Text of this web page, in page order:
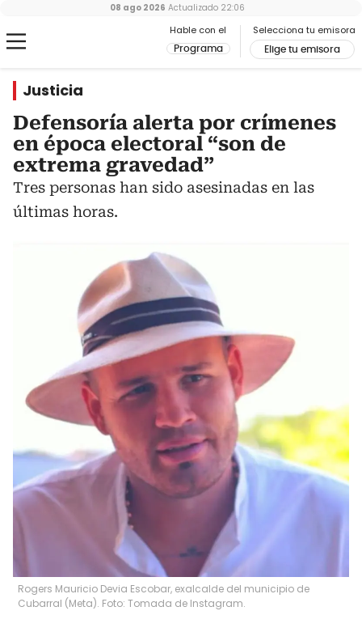
Hable con el
Programa
Selecciona tu emisora
Elige tu emisora
08 ago 2026 Actualizado 22:06
Justicia
Defensoría alerta por crímenes
en época electoral “son de
extrema gravedad”
Tres personas han sido asesinadas en las
últimas horas.
Rogers Mauricio Devia Escobar, exalcalde del municipio de
Cubarral (Meta). Foto: Tomada de Instagram.